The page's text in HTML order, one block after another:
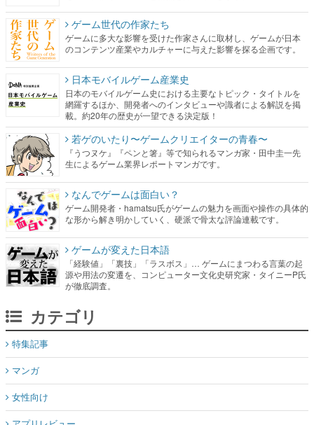
ゲーム世代の作家たち
ゲームに多大な影響を受けた作家さんに取材し、ゲームが日本
のコンテンツ産業やカルチャーに与えた影響を探る企画です。
日本モバイルゲーム産業史
日本のモバイルゲーム史における主要なトピック・タイトルを
網羅するほか、開発者へのインタビューや識者による解説を掲
載。約20年の歴史が一望できる決定版！
若ゲのいたり〜ゲームクリエイターの青春〜
『うつヌケ』『ペンと箸』等で知られるマンガ家・田中圭一先
生によるゲーム業界レポートマンガです。
なんでゲームは面白い？
ゲーム開発者・hamatsu氏がゲームの魅力を画面や操作の具体的
な形から解き明かしていく、硬派で骨太な評論連載です。
ゲームが変えた日本語
「経験値」「裏技」「ラスボス」… ゲームにまつわる言葉の起
源や用法の変遷を、コンピューター文化史研究家・タイニーP氏
が徹底調査。
カテゴリ
特集記事
マンガ
女性向け